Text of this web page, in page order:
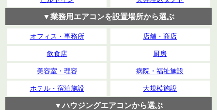
▼業務用エアコンを設置場所から選ぶ
オフィス・事務所 店舗・商店
飲食店 厨房
美容室・理容 病院・福祉施設
ホテル・宿泊施設 大規模施設
▼ハウジングエアコンから選ぶ